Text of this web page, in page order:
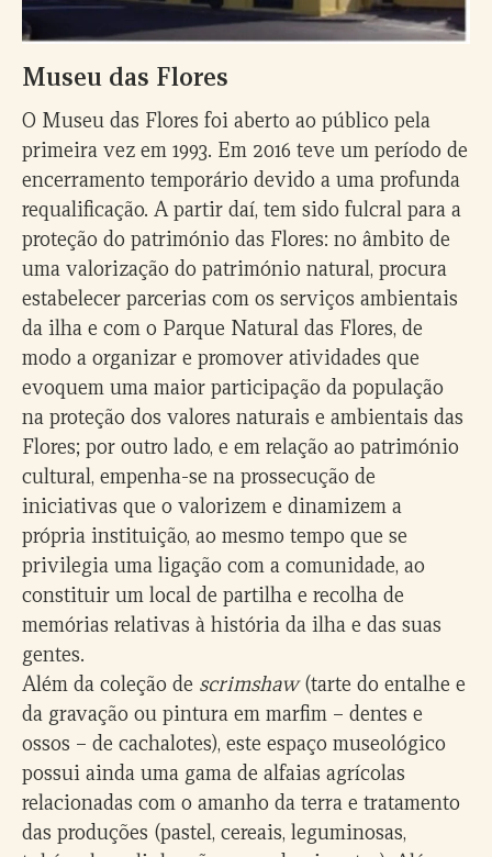
Museu das Flores
O Museu das Flores foi aberto ao público pela
primeira vez em 1993. Em 2016 teve um período de
encerramento temporário devido a uma profunda
requalificação. A partir daí, tem sido fulcral para a
proteção do património das Flores: no âmbito de
uma valorização do património natural, procura
estabelecer parcerias com os serviços ambientais
da ilha e com o Parque Natural das Flores, de
modo a organizar e promover atividades que
evoquem uma maior participação da população
na proteção dos valores naturais e ambientais das
Flores; por outro lado, e em relação ao património
cultural, empenha-se na prossecução de
iniciativas que o valorizem e dinamizem a
própria instituição, ao mesmo tempo que se
privilegia uma ligação com a comunidade, ao
constituir um local de partilha e recolha de
memórias relativas à história da ilha e das suas
gentes.
Além da coleção de scrimshaw(tarte do entalhe e
da gravação ou pintura em marfim – dentes e
ossos – de cachalotes), este espaço museológico
possui ainda uma gama de alfaias agrícolas
relacionadas com o amanho da terra e tratamento
das produções (pastel, cereais, leguminosas,